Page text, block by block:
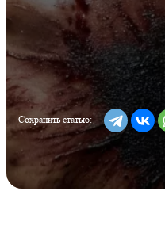
Сохранить статью: